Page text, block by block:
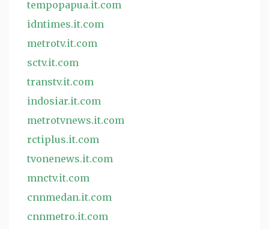
tempopapua.it.com
idntimes.it.com
metrotv.it.com
sctv.it.com
transtv.it.com
indosiar.it.com
metrotvnews.it.com
rctiplus.it.com
tvonenews.it.com
mnctv.it.com
cnnmedan.it.com
cnnmetro.it.com